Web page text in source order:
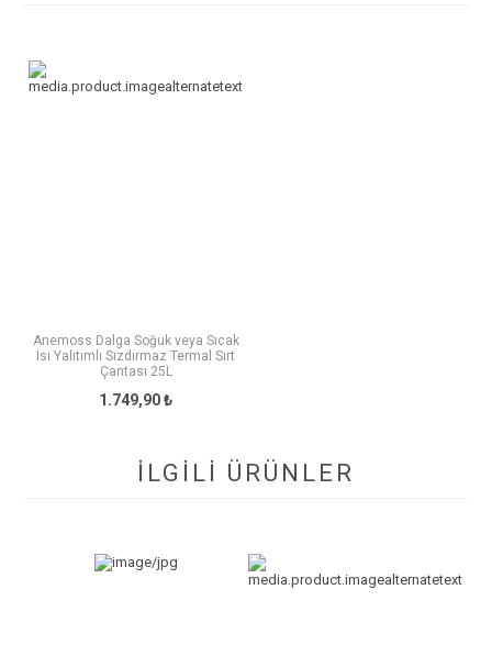
Anemoss Dalga Soğuk veya Sıcak
Isı Yalıtımlı Sızdırmaz Termal Sırt
Çantası 25L
1.749,90 ₺
İLGİLİ ÜRÜNLER